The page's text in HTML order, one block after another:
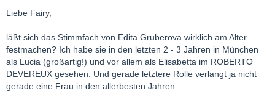
Liebe Fairy,
läßt sich das Stimmfach von Edita Gruberova wirklich am Alter
festmachen? Ich habe sie in den letzten 2 - 3 Jahren in München
als Lucia (großartig!) und vor allem als Elisabetta im ROBERTO
DEVEREUX gesehen. Und gerade letztere Rolle verlangt ja nicht
gerade eine Frau in den allerbesten Jahren...